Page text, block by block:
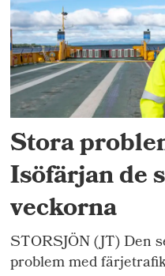
Stora
Isöfärjan de
veckorna
STORSJÖN (JT) Den
problem med